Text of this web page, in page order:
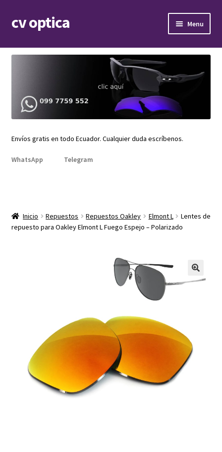
Skip
to
Skip
to
cv optica Menu
Armazones de lentes
child
menu
Expand
Repuestos
menu
Envíos gratis en todo Ecuador. Cualquier duda escríbenos.
WhatsApp Telegram
Inicio Repuestos Repuestos Oakley Elmont L
Lentes de
repuesto para Oakley Elmont L Fuego Espejo – Polarizado